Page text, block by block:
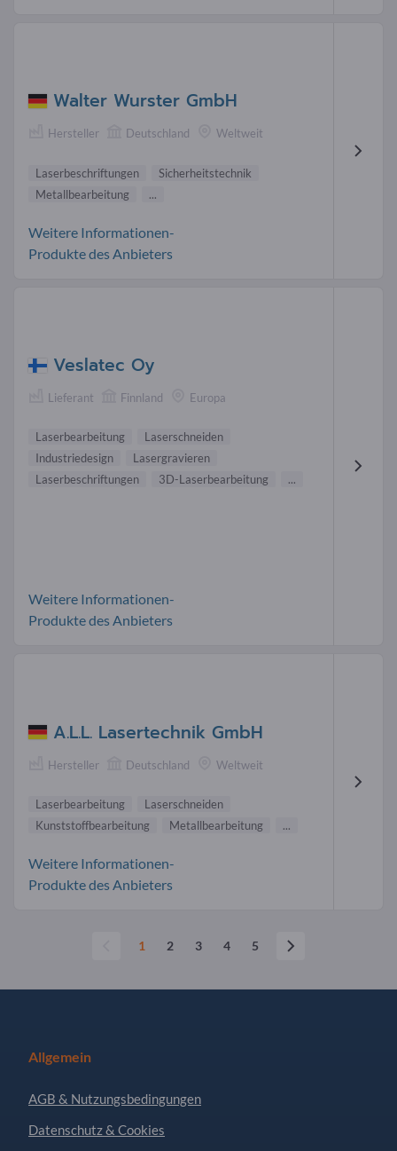
Walter Wurster GmbH
Hersteller Deutschland Weltweit
Laserbeschriftungen
Sicherheitstechnik
Metallbearbeitung
...
Weitere Informationen-
Produkte des Anbieters
Veslatec Oy
Lieferant Finnland Europa
Laserbearbeitung
Laserschneiden
Industriedesign
Lasergravieren
Laserbeschriftungen
3D-Laserbearbeitung ...
Weitere Informationen-
Produkte des Anbieters
A.L.L. Lasertechnik GmbH
Hersteller Deutschland Weltweit
Laserbearbeitung
Laserschneiden
Kunststoffbearbeitung
Metallbearbeitung ...
Weitere Informationen-
Produkte des Anbieters
1 2 3 4 5
Allgemein
AGB & Nutzungsbedingungen
Datenschutz & Cookies